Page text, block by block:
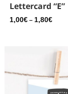
Lettercard “E”
1,00€ – 1,80€